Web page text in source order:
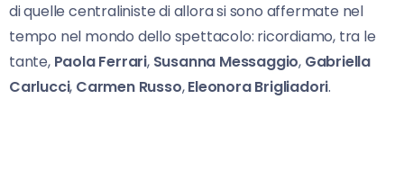
di quelle centraliniste di allora si sono affermate nel
tempo nel mondo dello spettacolo: ricordiamo, tra le
tante, Paola Ferrari, Susanna Messaggio, Gabriella
Carlucci, Carmen Russo,Eleonora Brigliadori.